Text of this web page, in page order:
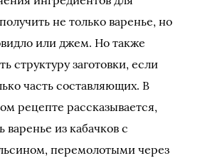
не только варенье, но
или джем. Но также
структуру заготовки, если
часть составляющих. В
рецепте рассказывается,
варенье из кабачков с
перемолотыми через